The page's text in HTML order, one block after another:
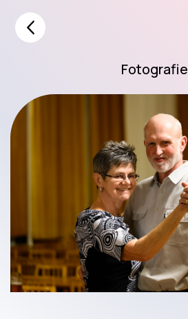
Fotografie